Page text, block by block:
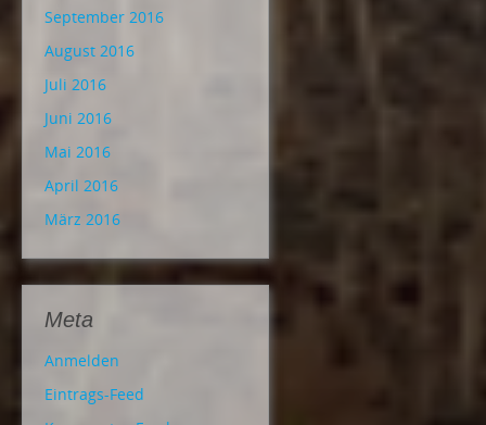
September 2016
August 2016
Juli 2016
Juni 2016
Mai 2016
April 2016
März 2016
Meta
Anmelden
Eintrags-Feed